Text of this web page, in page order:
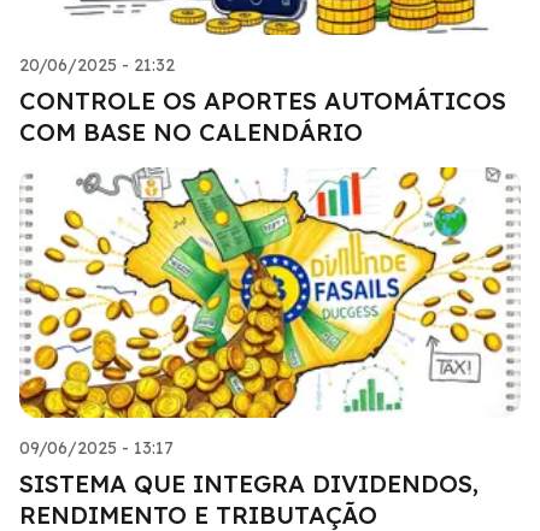
20/06/2025 - 21:32
CONTROLE OS APORTES AUTOMÁTICOS
COM BASE NO CALENDÁRIO
09/06/2025 - 13:17
SISTEMA QUE INTEGRA DIVIDENDOS,
RENDIMENTO E TRIBUTAÇÃO